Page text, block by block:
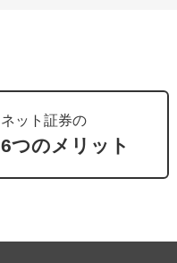
ネット証券の
6つのメリット